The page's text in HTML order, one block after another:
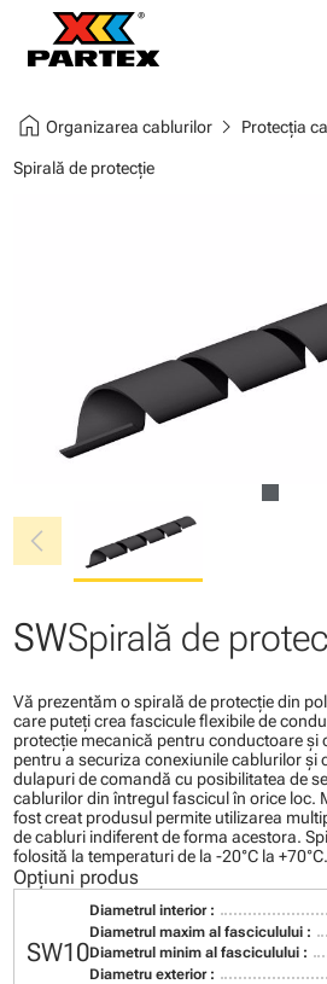
home Organizarea cablurilorchevron_right Protecţia
Spirală de protecţie
chevron_left
SWSpirală de
Vă prezentăm o spirală de protecţie din
care puteţi crea fascicule flexibile de
protecţie mecanică pentru conductoare şi
pentru a securiza conexiunile cablurilor şi
dulapuri de comandă cu posibilitatea de
cablurilor din întregul fascicul în orice loc.
fost creat produsul permite utilizarea
de cabluri indiferent de forma acestora.
folosită la temperaturi de la -20°C la +70°C.
Opțiuni produs
SW10
Diametrul interior :
Diametrul maxim al fasciculului :
Diametrul minim al fasciculului :
Diametru exterior :